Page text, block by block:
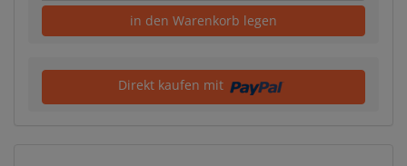
in den Warenkorb legen
Direkt kaufen mit